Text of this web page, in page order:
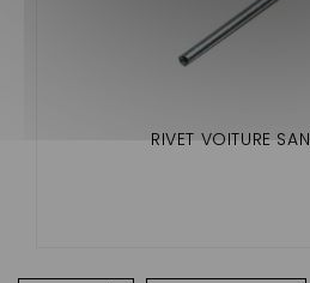
RIVET VOITURE